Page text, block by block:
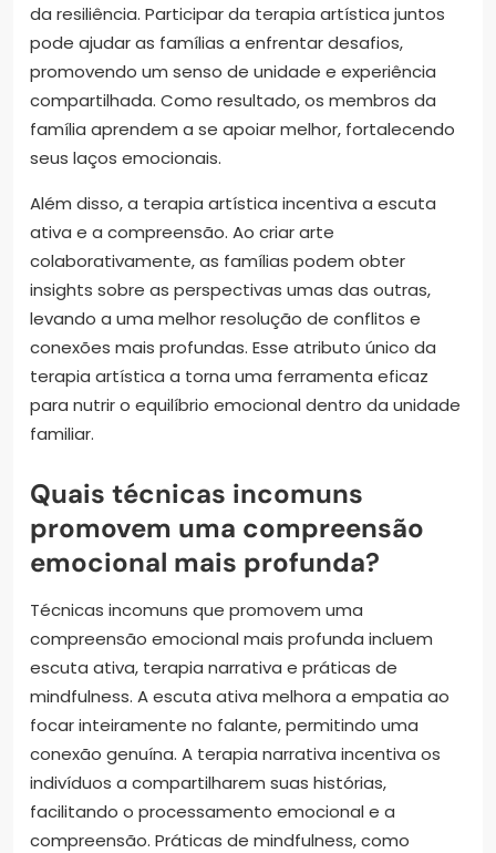
da resiliência. Participar da terapia artística juntos
pode ajudar as famílias a enfrentar desafios,
promovendo um senso de unidade e experiência
compartilhada. Como resultado, os membros da
família aprendem a se apoiar melhor, fortalecendo
seus laços emocionais.
Além disso, a terapia artística incentiva a escuta
ativa e a compreensão. Ao criar arte
colaborativamente, as famílias podem obter
insights sobre as perspectivas umas das outras,
levando a uma melhor resolução de conflitos e
conexões mais profundas. Esse atributo único da
terapia artística a torna uma ferramenta eficaz
para nutrir o equilíbrio emocional dentro da unidade
familiar.
Quais técnicas incomuns
promovem uma compreensão
emocional mais profunda?
Técnicas incomuns que promovem uma
compreensão emocional mais profunda incluem
escuta ativa, terapia narrativa e práticas de
mindfulness. A escuta ativa melhora a empatia ao
focar inteiramente no falante, permitindo uma
conexão genuína. A terapia narrativa incentiva os
indivíduos a compartilharem suas histórias,
facilitando o processamento emocional e a
compreensão. Práticas de mindfulness, como